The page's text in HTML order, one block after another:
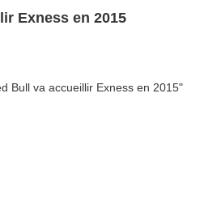
Exness en 2015